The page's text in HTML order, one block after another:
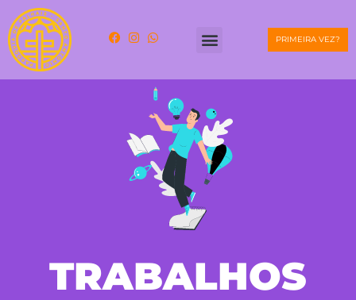
PRIMEIRA VEZ?
TRABALHOS